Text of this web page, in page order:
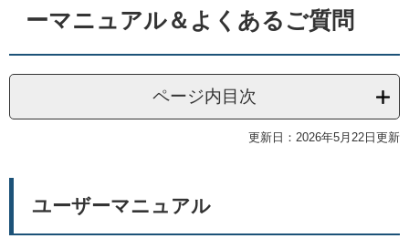
へ
ーマニュアル＆よくあるご質問
ページ内目次
更新日：2026年5月22日更新
ユーザーマニュアル